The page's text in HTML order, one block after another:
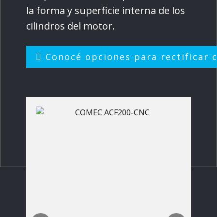
la forma y superficie interna de los
cilindros del motor.
Conocé opciones para rectificar